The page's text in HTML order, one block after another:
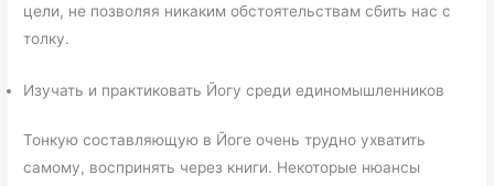
цели, не позволяя никаким обстоятельствам сбить нас с
толку.
Изучать и практиковать Йогу среди единомышленников
Тонкую составляющую в Йоге очень трудно ухватить
самому, воспринять через книги. Некоторые нюансы